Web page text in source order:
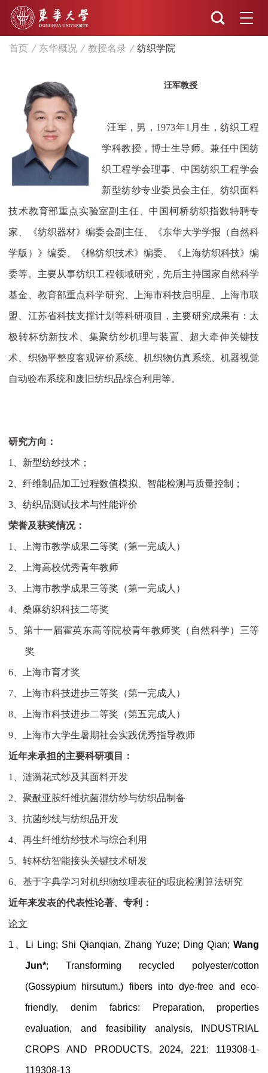
首页 东华概况 教授名录 纺织学院
汪军教授
汪军，男， 1973年1 月生，纺织工程
学科教授，博士生导师。兼任中国纺
织工程学会理事、中国纺织工程学会
新型纺纱专业委员会主任、纺织面料
技术教育部重点实验室副主任、中国柯桥纺织指数特聘专
家、《纺织器材》编委会副主任、 《东华大学学报（自然科
学版）》 编委、《棉纺织技术》编委、《上海纺织科技》编
委等。主要从事纺织工程领域研究，先后主持国家自然科学
基金、教育部重点科学研究、上海市科技启明星、上海市联
盟、江苏省科技支撑计划等科研项目，主要研究成果有：太
极转杯纺新技术、集聚纺纱机理与装置、超大牵伸关键技
术、织物平整度客观评价系统、机织物仿真系统、机器视觉
自动验布系统和废旧纺织品综合利用等。
研究方向：
1、 新型纺纱技术；
2、纤维制品加工过程数值模拟、智能检测与质量控制；
3、纺织品测试技术与性能评价
荣誉及获奖情况：
1、上海市教学成果二等奖（第一完成人）
2、上海高校优秀青年教师
3、上海市教学成果三等奖（第一完成人）
4、桑麻纺织科技二等奖
5、第十一届霍英东高等院校青年教师奖（自然科学）三等
奖
6、上海市育才奖
7、上海市科技进步三等奖（第一完成人）
8、上海市科技进步二等奖（第五完成人）
9、上海市大学生暑期社会实践优秀指导教师
近年来承担的主要科研项目：
1、涟漪花式纱及其面料开发
2、聚酰亚胺纤维抗菌混纺纱与纺织品制备
3、抗菌纱线与纺织品开发
4、再生纤维纺纱技术与综合利用
5、转杯纺智能接头关键技术研发
6、基于字典学习对机织物纹理表征的瑕疵检测算法研究
近年来发表的代表性论著、专利：
论文
1、 Li Ling; Shi Qianqian, Zhang Yuze; Ding Qian;Wang
Jun*; Transforming recycled polyester/cotton
(Gossypium hirsutum.) fibers into dye-free and eco-
friendly, denim fabrics: Preparation, properties
evaluation, and feasibility analysis, INDUSTRIAL
CROPS AND PRODUCTS, 2024, 221: 119308-1-
119308-13